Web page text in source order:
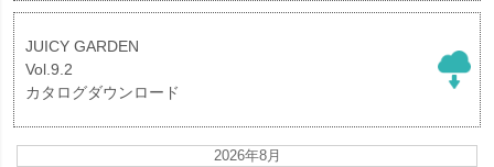
JUICY GARDEN
Vol.9.2
カタログダウンロード
2026年8月